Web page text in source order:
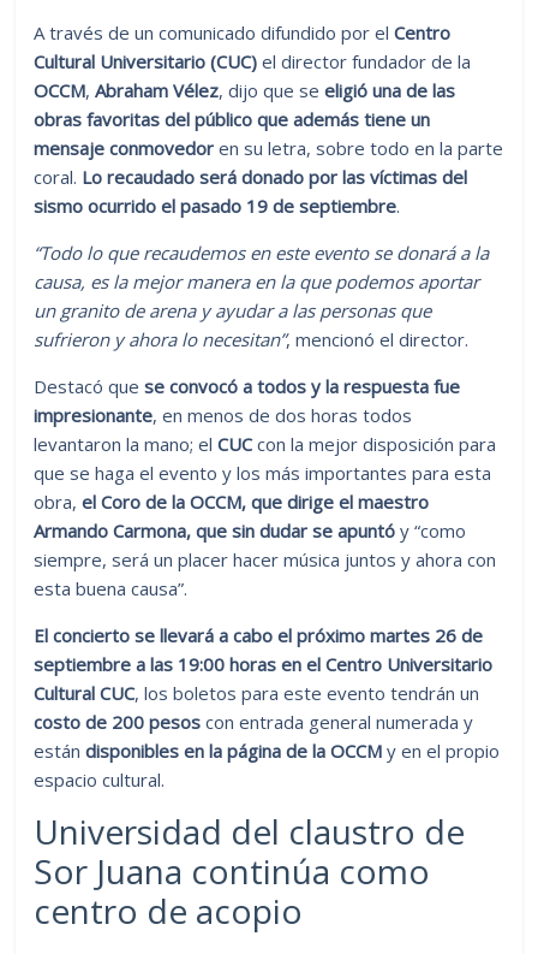
A través de un comunicado difundido por elCentro
Cultural Universitario (CUC) el director fundador de la
OCCM,Abraham Vélez, dijo que seeligió una de las
obras favoritas del público que además tiene un
mensaje conmovedor en su letra, sobre todo en la parte
coral. Lo recaudado será donado por las víctimas del
sismo ocurrido el pasado 19 de septiembre.
“Todo lo que recaudemos en este evento se donará a la
causa, es la mejor manera en la que podemos aportar
un granito de arena y ayudar a las personas que
sufrieron y ahora lo necesitan”, mencionó el director.
Destacó quese convocó a todos y la respuesta fue
impresionante, en menos de dos horas todos
levantaron la mano; elCUCcon la mejor disposición para
que se haga el evento y los más importantes para esta
obra,el Coro de la OCCM, que dirige el maestro
Armando Carmona, que sin dudar se apuntó y “como
siempre, será un placer hacer música juntos y ahora con
esta buena causa”.
El concierto se llevará a cabo el próximo martes 26 de
septiembre a las 19:00 horas en el Centro Universitario
Cultural CUC, los boletos para este evento tendrán un
costo de 200 pesos con entrada general numerada y
estándisponibles en la página de la OCCM y en el propio
espacio cultural.
Universidad del claustro de
Sor Juana continúa como
centro de acopio